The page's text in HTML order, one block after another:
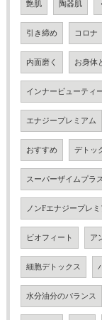
艶肌 陶器肌
引き締め コロナ
内面磨く お身体
インナービューティ
エナジープレミアム
おすすめ デトッ
スーパーザイムプラ
ノンFエナジープレミ
ビオフィート ア
細胞デトックス
水分油分のバランス